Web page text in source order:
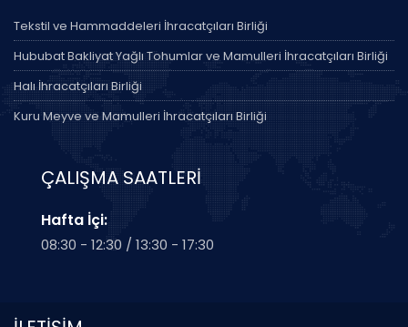
Tekstil ve Hammaddeleri İhracatçıları Birliği
Hububat Bakliyat Yağlı Tohumlar ve Mamulleri İhracatçıları Birliği
Halı İhracatçıları Birliği
Kuru Meyve ve Mamulleri İhracatçıları Birliği
ÇALIŞMA SAATLERİ
Hafta İçi:
08:30 - 12:30 / 13:30 - 17:30